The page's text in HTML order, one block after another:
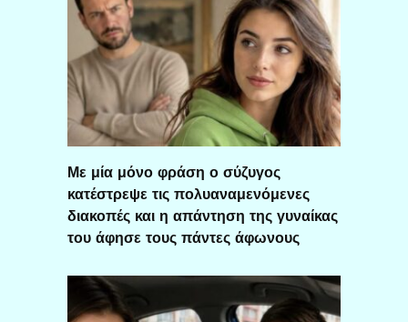
Με μία μόνο φράση ο σύζυγος
κατέστρεψε τις πολυαναμενόμενες
διακοπές και η απάντηση της γυναίκας
του άφησε τους πάντες άφωνους